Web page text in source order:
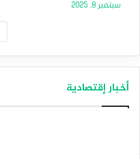
سبتمبر 8, 2025
أخبار إقتصادية